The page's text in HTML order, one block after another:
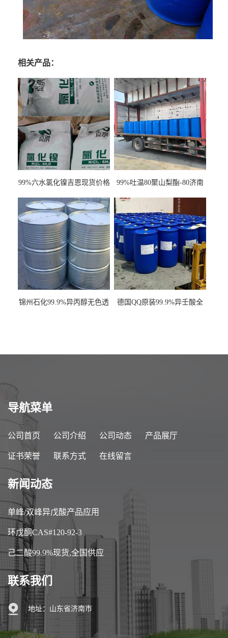
相关产品：
99%六水氯化镍吉恩现货价格
99%吐温80聚山梨酯-80济南
锦州石化99.9%异丙醇无色透
德国QQ原装99.9%异壬酸全
导航菜单
公司首页 公司介绍 公司动态 产品展厅
证书荣誉 联系方式 在线留言
新闻动态
单峰/双峰异戊酸产品应用
环戊酮CAS#120-92-3
己二酸99.9%现货,全国供应
联系我们
地址：山东省济南市